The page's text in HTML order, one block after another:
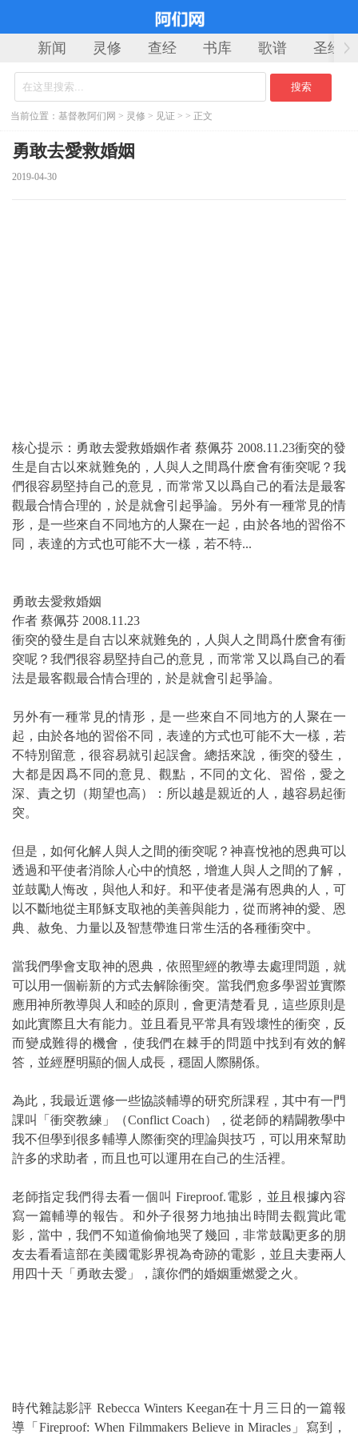
新闻 灵修 查经 书库 歌谱 圣经
当前位置： 基督教阿们网 > 灵修 > 见证 > > 正文
勇敢去愛救婚姻
2019-04-30
核心提示：勇敢去愛救婚姻作者 蔡佩芬 2008.11.23衝突的發
生是自古以來就難免的，人與人之間爲什麽會有衝突呢？我
們很容易堅持自己的意見，而常常又以爲自己的看法是最客
觀最合情合理的，於是就會引起爭論。另外有一種常見的情
形，是一些來自不同地方的人聚在一起，由於各地的習俗不
同，表達的方式也可能不大一樣，若不特...
勇敢去愛救婚姻
作者 蔡佩芬 2008.11.23
衝突的發生是自古以來就難免的，人與人之間爲什麽會有衝
突呢？我們很容易堅持自己的意見，而常常又以爲自己的看
法是最客觀最合情合理的，於是就會引起爭論。
另外有一種常見的情形，是一些來自不同地方的人聚在一
起，由於各地的習俗不同，表達的方式也可能不大一樣，若
不特別留意，很容易就引起誤會。總括來說，衝突的發生，
大都是因爲不同的意見、觀點，不同的文化、習俗，愛之
深、責之切（期望也高）：所以越是親近的人，越容易起衝
突。
但是，如何化解人與人之間的衝突呢？神喜悅祂的恩典可以
透過和平使者消除人心中的憤怒，增進人與人之間的了解，
並鼓勵人悔改，與他人和好。和平使者是滿有恩典的人，可
以不斷地從主耶穌支取祂的美善與能力，從而將神的愛、恩
典、赦免、力量以及智慧帶進日常生活的各種衝突中。
當我們學會支取神的恩典，依照聖經的教導去處理問題，就
可以用一個嶄新的方式去解除衝突。當我們愈多學習並實際
應用神所教導與人和睦的原則，會更清楚看見，這些原則是
如此實際且大有能力。並且看見平常具有毀壞性的衝突，反
而變成難得的機會，使我們在棘手的問題中找到有效的解
答，並經歷明顯的個人成長，穩固人際關係。
為此，我最近選修一些協談輔導的研究所課程，其中有一門
課叫「衝突教練」（Conflict Coach），從老師的精闢教學中
我不但學到很多輔導人際衝突的理論與技巧，可以用來幫助
許多的求助者，而且也可以運用在自己的生活裡。
老師指定我們得去看一個叫 Fireproof.電影，並且根據內容
寫一篇輔導的報告。和外子很努力地抽出時間去觀賞此電
影，當中，我們不知道偷偷地哭了幾回，非常鼓勵更多的朋
友去看看這部在美國電影界視為奇跡的電影，並且夫妻兩人
用四十天「勇敢去愛」，讓你們的婚姻重燃愛之火。
時代雜誌影評 Rebecca Winters Keegan在十月三日的一篇報
導「Fireproof: When Filmmakers Believe in Miracles」寫到，